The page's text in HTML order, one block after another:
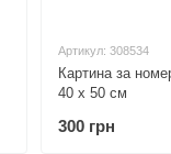
Артикул: 308534
Картина за
40 х 50 см
300 грн